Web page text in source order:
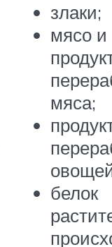
злаки;
мясо и
мяса;
белок